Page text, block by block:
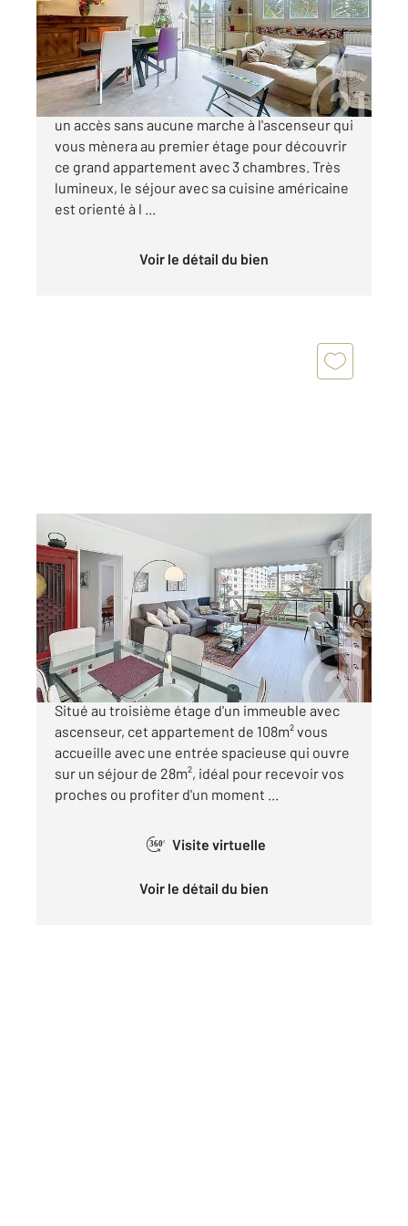
Appartement F5 à vendre
169 900 €
PERIGUEUX Dans cette résidence, vous aurez
un accès sans aucune marche à l'ascenseur qui
vous mènera au premier étage pour découvrir
ce grand appartement avec 3 chambres. Très
lumineux, le séjour avec sa cuisine américaine
est orienté à l ...
Voir le détail du bien
PERIGUEUX 24
108,27 m 2, 5 pièces
Ref : 21041
Appartement F5 à vendre
315 000 €
PERIGUEUX CENTRE TOTALEMENT RENOVE
Situé au troisième étage d'un immeuble avec
ascenseur, cet appartement de 108m² vous
accueille avec une entrée spacieuse qui ouvre
sur un séjour de 28m², idéal pour recevoir vos
proches ou profiter d'un moment ...
360° Visite virtuelle
Voir le détail du bien